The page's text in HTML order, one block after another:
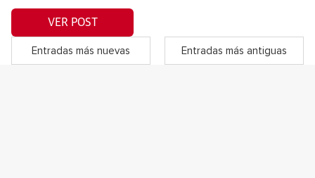
VER POST
Entradas más nuevas Entradas más antiguas